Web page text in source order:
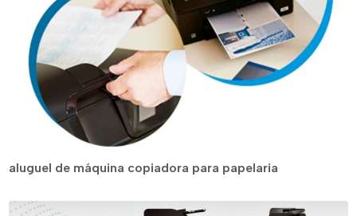
aluguel de máquina copiadora para papelaria